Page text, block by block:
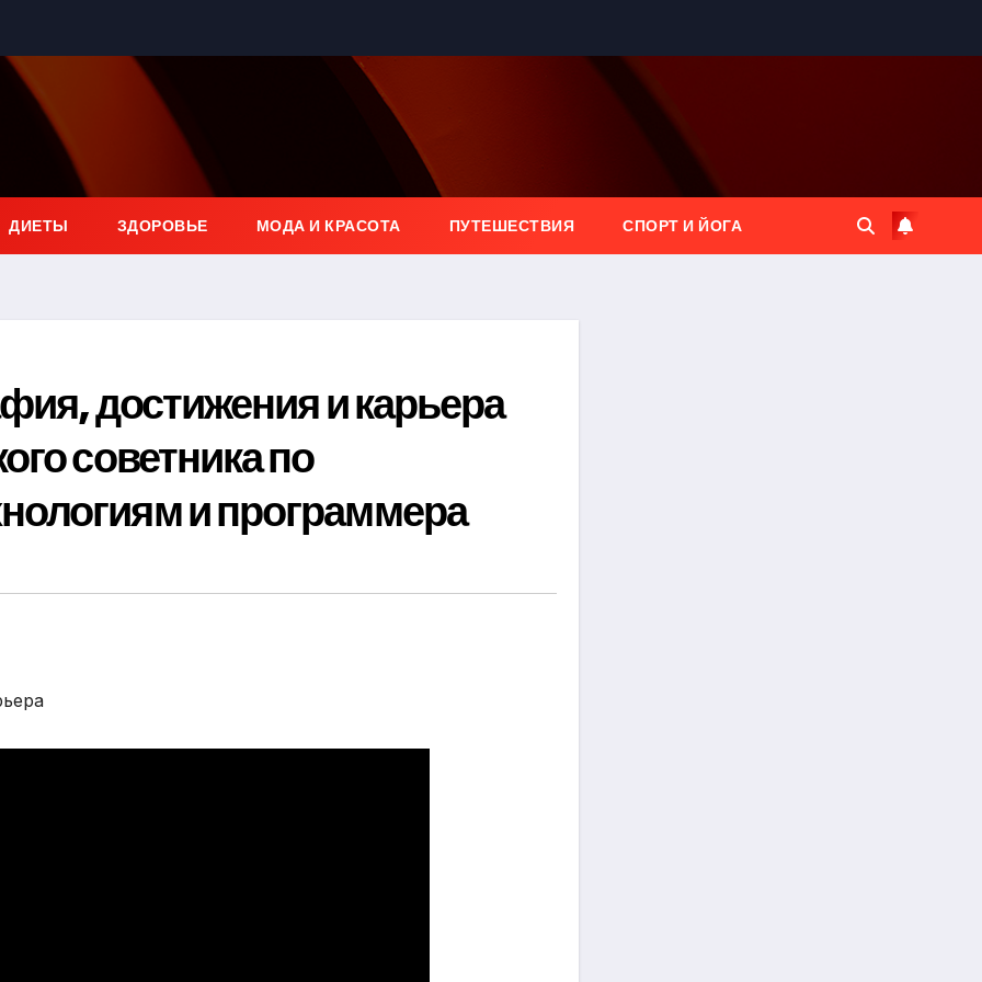
ДИЕТЫ ЗДОРОВЬЕ МОДА И КРАСОТА ПУТЕШЕСТВИЯ СПОРТ И ЙОГА
достижения и карьера
советника по
и программера